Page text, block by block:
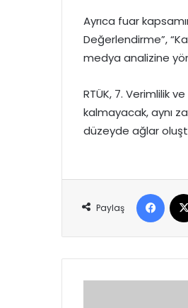
Ayrıca fuar
Değerlendirme”,
medya analizine
RTÜK, 7. Verimlilik
kalmayacak, aynı
düzeyde ağlar
Paylaş